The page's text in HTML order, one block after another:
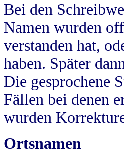
Bei den
Namen wurden
verstanden hat,
haben. Später
Die gesprochene
Fällen bei denen
wurden
Ortsnamen